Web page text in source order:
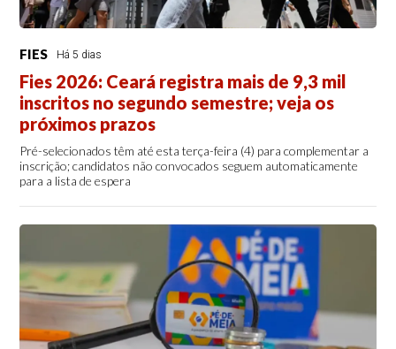
FIES Há 5 dias
Fies 2026: Ceará registra mais de 9,3 mil
inscritos no segundo semestre; veja os
próximos prazos
Pré-selecionados têm até esta terça-feira (4) para complementar a
inscrição; candidatos não convocados seguem automaticamente
para a lista de espera